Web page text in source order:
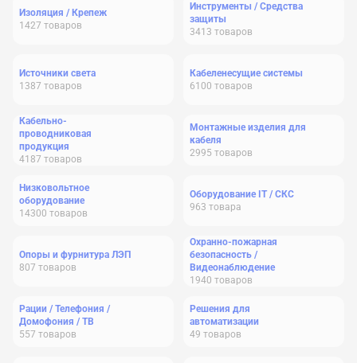
Изоляция / Крепеж
1427 товаров
Инструменты / Средства
защиты
3413 товаров
Источники света
1387 товаров
Кабеленесущие системы
6100 товаров
Кабельно-
проводниковая
продукция
4187 товаров
Монтажные изделия для
кабеля
2995 товаров
Низковольтное
оборудование
14300 товаров
Оборудование IT / СКС
963 товара
Опоры и фурнитура ЛЭП
807 товаров
Охранно-пожарная
безопасность /
Видеонаблюдение
1940 товаров
Рации / Телефония /
Домофония / ТВ
557 товаров
Решения для
автоматизации
49 товаров